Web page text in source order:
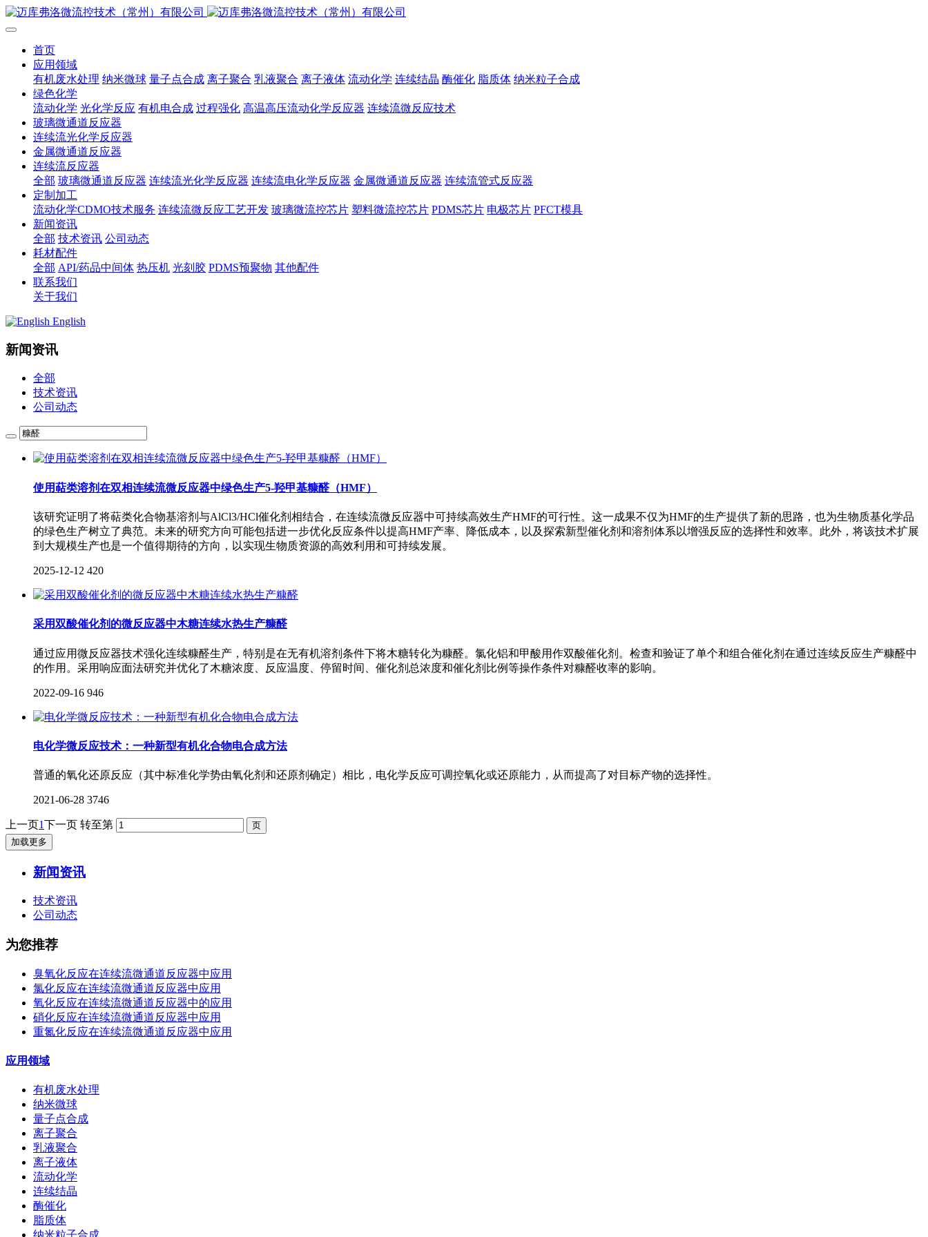
首页
应用领域
有机废水处理 纳米微球 量子点合成 离子聚合 乳液聚合 离子液体 流动化学 连续结晶 酶催化 脂质体 纳米粒子合成
绿色化学
流动化学 光化学反应 有机电合成 过程强化 高温高压流动化学反应器 连续流微反应技术
玻璃微通道反应器
连续流光化学反应器
金属微通道反应器
连续流反应器
全部 玻璃微通道反应器 连续流光化学反应器 连续流电化学反应器 金属微通道反应器 连续流管式反应器
定制加工
流动化学CDMO技术服务 连续流微反应工艺开发 玻璃微流控芯片 塑料微流控芯片 PDMS芯片 电极芯片 PFCT模具
新闻资讯
全部 技术资讯 公司动态
耗材配件
全部 API/药品中间体 热压机 光刻胶 PDMS预聚物 其他配件
联系我们
关于我们
English
新闻资讯
全部
技术资讯
公司动态
使用萜类溶剂在双相连续流微反应器中绿色生产5-羟甲基糠醛（HMF）
该研究证明了将萜类化合物基溶剂与AlCl3/HCl催化剂相结合，在连续流微反应器中可持续高效生产HMF的可行性。这一成果不仅为HMF的生产提供了新的思路，也为生物质基化学品
的绿色生产树立了典范。未来的研究方向可能包括进一步优化反应条件以提高HMF产率、降低成本，以及探索新型催化剂和溶剂体系以增强反应的选择性和效率。此外，将该技术扩展
到大规模生产也是一个值得期待的方向，以实现生物质资源的高效利用和可持续发展。
2025-12-12 420
采用双酸催化剂的微反应器中木糖连续水热生产糠醛
通过应用微反应器技术强化连续糠醛生产，特别是在无有机溶剂条件下将木糖转化为糠醛。氯化铝和甲酸用作双酸催化剂。检查和验证了单个和组合催化剂在通过连续反应生产糠醛中
的作用。采用响应面法研究并优化了木糖浓度、反应温度、停留时间、催化剂总浓度和催化剂比例等操作条件对糠醛收率的影响。
2022-09-16 946
电化学微反应技术：一种新型有机化合物电合成方法
普通的氧化还原反应（其中标准化学势由氧化剂和还原剂确定）相比，电化学反应可调控氧化或还原能力，从而提高了对目标产物的选择性。
2021-06-28 3746
上一页1下一页 转至第
加载更多
新闻资讯
技术资讯
公司动态
为您推荐
臭氧化反应在连续流微通道反应器中应用
氯化反应在连续流微通道反应器中应用
氧化反应在连续流微通道反应器中的应用
硝化反应在连续流微通道反应器中应用
重氮化反应在连续流微通道反应器中应用
应用领域
有机废水处理
纳米微球
量子点合成
离子聚合
乳液聚合
离子液体
流动化学
连续结晶
酶催化
脂质体